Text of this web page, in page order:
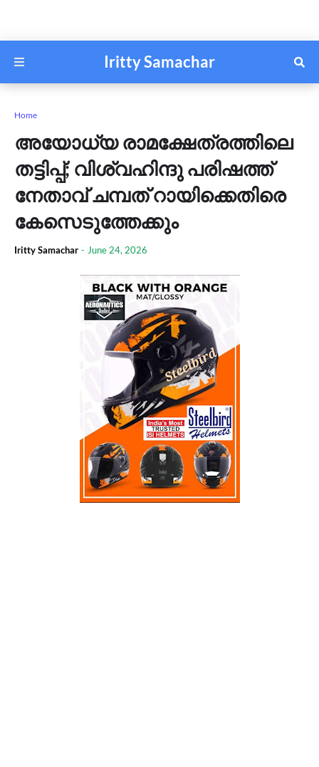
Iritty Samachar
Home
അയോധ്യ രാമക്ഷേത്രത്തിലെ
തട്ടിപ്പ്; വിശ്വഹിന്ദു പരിഷത്ത്
നേതാവ് ചമ്പത് റായിക്കെതിരെ
കേസെടുത്തേക്കും
Iritty Samachar - June 24, 2026